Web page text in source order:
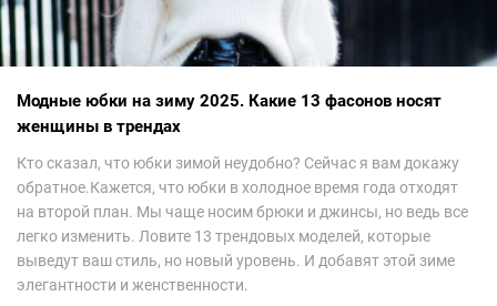
Модные юбки на зиму 2025. Какие 13 фасонов носят
женщины в трендах
Кто сказал, что юбки зимой неудобно? Сейчас я вам докажу
обратное.Кажется, что юбки в холодное время года отходят
на второй план. Мы чаще носим брюки и джинсы, но ведь все
легко изменить. Ловите 13 трендовых моделей, которые
выведут ваш стиль, но новый уровень. И добавят этой зиме
элегантности и женственности.